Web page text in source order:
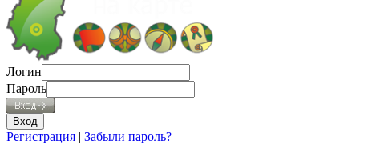
Логин
Пароль
Регистрация | Забыли пароль?